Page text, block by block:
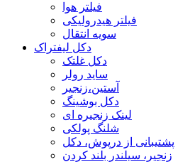
فیلتر هوا
فیلتر هیدرولیکی
سویه انتقال
دکل لیفتراک
دکل غلتک
ساید رولر
آستین،زنجیر
دکل بوشینگ
لینک زنجیره ای
شلنگ پولکی
پشتیبانی از درپوش، دکل
زنجیر، سیلندر بلند کردن